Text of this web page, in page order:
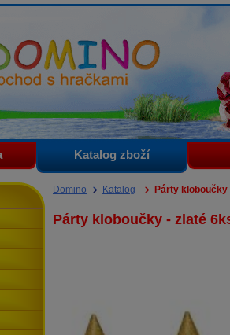
s hračkami
Katalog zboží
Domino Katalog Párty kloboučky
Párty kloboučky - zlaté